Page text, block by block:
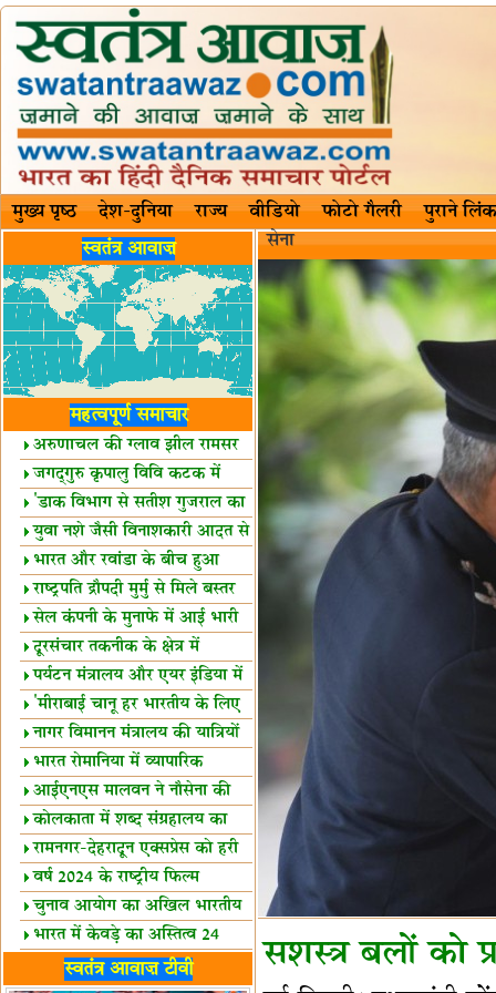
मुख्य पृष्ठ देश-दुनिया राज्य वीडियो फोटो गैलरी पुराने लिंक
स्वतंत्र आवाज़
महत्वपूर्ण समाचार
अरुणाचल की ग्लाव झील रामसर
स्थल घोषित
जगद्गुरु कृपालु विवि कटक में
शैक्षिक सत्र शुरू
'डाक विभाग से सतीश गुजराल का
रिश्ता गहरा'
युवा नशे जैसी विनाशकारी आदत से
दूर रहें-मोदी
भारत और रवांडा के बीच हुआ
व्यापार विस्तार
राष्ट्रपति द्रौपदी मुर्मु से मिले बस्तर
के प्रतिनिधि
सेल कंपनी के मुनाफे में आई भारी
उछाल!
दूरसंचार तकनीक के क्षेत्र में
उत्कृष्टता पुरस्कार
पर्यटन मंत्रालय और एयर इंडिया में
समझौता
'मीराबाई चानू हर भारतीय के लिए
प्रेरणा'
नागर विमानन मंत्रालय की यात्रियों
को सलाह
भारत रोमानिया में व्यापारिक
साझेदारियां
आईएनएस मालवन ने नौसेना की
ताकत बढ़ाई
कोलकाता में शब्द संग्रहालय का
उद्घाटन
रामनगर-देहरादून एक्सप्रेस को हरी
झंडीवर्ष 2024 के राष्ट्रीय फिल्म
पुरस्कारों की घोषणा
चुनाव आयोग का अखिल भारतीय
मीडिया सम्मेलन
भारत में केवड़े का अस्तित्‍व 24
लाख वर्ष!
लखनऊ में 'एक राष्ट्र एक चुनाव'
स्वतंत्र आवाज़ टीवी
सेना
सशस्त्र बलों को